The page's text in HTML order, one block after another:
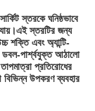
স্তরকে ঘনিষ্ঠভাবে
স্তরটির জন্য
শক্তি এবং অ্যান্টি-
ডবল-পার্শ্বযুক্ত আঠালো
প্রতিরোধের
উপকরণ ব্যবহার